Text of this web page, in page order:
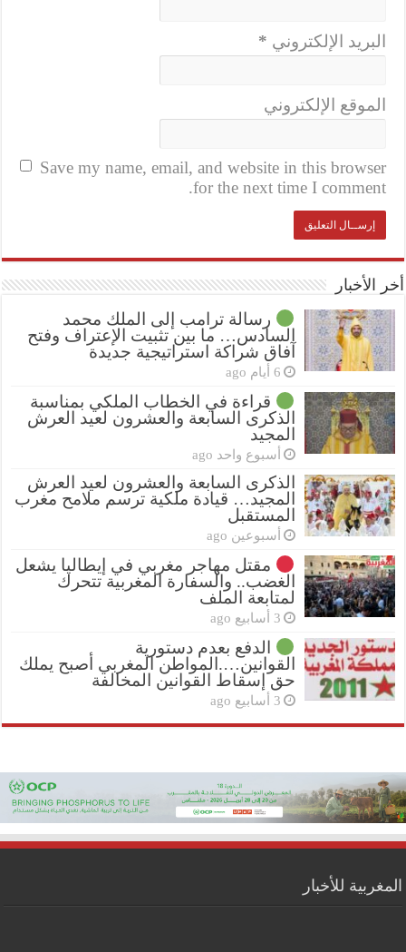
البريد الإلكتروني *
الموقع الإلكتروني
Save my name, email, and website in this browser
for the next time I comment.
أخر الأخبار
رسالة ترامب إلى الملك محمد
السادس… ما بين تثبيت الإعتراف وفتح
آفاق شراكة استراتيجية جديدة
6 أيام ago
قراءة في الخطاب الملكي بمناسبة
الذكرى السابعة والعشرون لعيد العرش
المجيد
أسبوع واحد ago
الذكرى السابعة والعشرون لعيد العرش
المجيد… قيادة ملكية ترسم ملامح مغرب
المستقبل
أسبوعين ago
مقتل مهاجر مغربي في إيطاليا يشعل
الغضب.. والسفارة المغربية تتحرك
لمتابعة الملف
3 أسابيع ago
الدفع بعدم دستورية
القوانين….المواطن المغربي أصبح يملك
حق إسقاط القوانين المخالفة
3 أسابيع ago
المغربية للأخبار